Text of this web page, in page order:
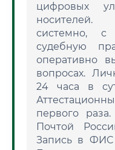
цифровых
системно,
судебную
оперативно
вопросах.
24 часа в
первого
Почтой
Запись в ФИС